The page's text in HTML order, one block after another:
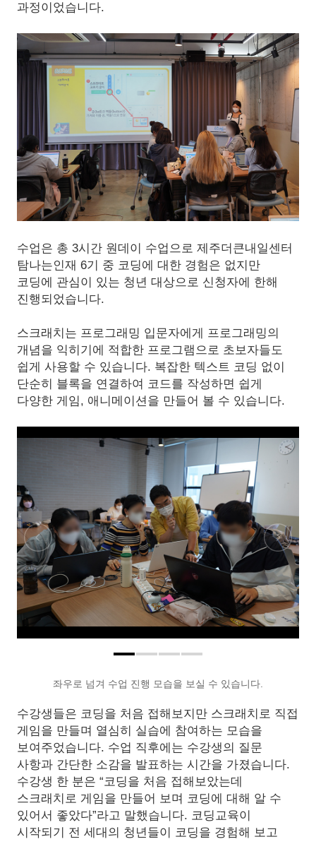
과정이었습니다.
수업은 총 3시간 원데이 수업으로 제주더큰내일센터
탐나는인재 6기 중 코딩에 대한 경험은 없지만
코딩에 관심이 있는 청년 대상으로 신청자에 한해
진행되었습니다.
스크래치는 프로그래밍 입문자에게 프로그래밍의
개념을 익히기에 적합한 프로그램으로 초보자들도
쉽게 사용할 수 있습니다. 복잡한 텍스트 코딩 없이
단순히 블록을 연결하여 코드를 작성하면 쉽게
다양한 게임, 애니메이션을 만들어 볼 수 있습니다.
좌우로 넘겨 수업 진행 모습을 보실 수 있습니다.
수강생들은 코딩을 처음 접해보지만 스크래치로 직접
게임을 만들며 열심히 실습에 참여하는 모습을
보여주었습니다. 수업 직후에는 수강생의 질문
사항과 간단한 소감을 발표하는 시간을 가졌습니다.
수강생 한 분은 “코딩을 처음 접해보았는데
스크래치로 게임을 만들어 보며 코딩에 대해 알 수
있어서 좋았다”라고 말했습니다. 코딩교육이
시작되기 전 세대의 청년들이 코딩을 경험해 보고